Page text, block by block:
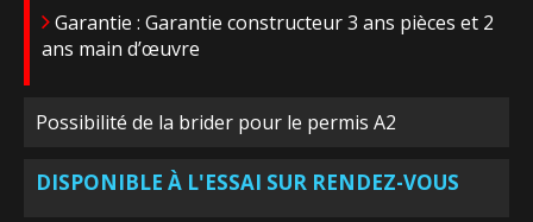
Garantie : Garantie constructeur 3 ans pièces et 2
ans main d’œuvre
Possibilité de la brider pour le permis A2
DISPONIBLE À L'ESSAI SUR RENDEZ-VOUS